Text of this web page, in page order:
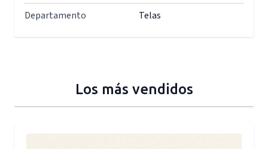
Departamento Telas
Los más vendidos